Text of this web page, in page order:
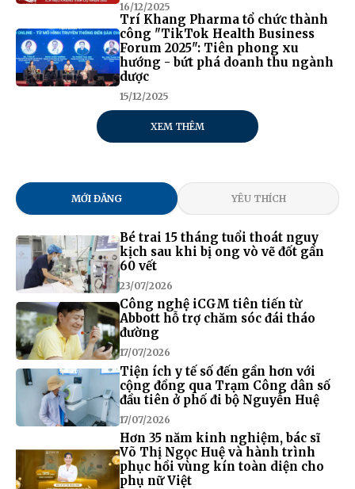
16/12/2025
Trí Khang Pharma tổ chức thành
công "TikTok Health Business
Forum 2025": Tiên phong xu
hướng - bứt phá doanh thu ngành
dược
15/12/2025
XEM THÊM
MỚI ĐĂNG YÊU THÍCH
Bé trai 15 tháng tuổi thoát nguy
kịch sau khi bị ong vò vẽ đốt gần
60 vết
23/07/2026
Công nghệ iCGM tiên tiến từ
Abbott hỗ trợ chăm sóc đái tháo
đường
17/07/2026
Tiện ích y tế số đến gần hơn với
cộng đồng qua Trạm Công dân số
đầu tiên ở phố đi bộ Nguyễn Huệ
17/07/2026
Hơn 35 năm kinh nghiệm, bác sĩ
Võ Thị Ngọc Huệ và hành trình
phục hồi vùng kín toàn diện cho
phụ nữ Việt